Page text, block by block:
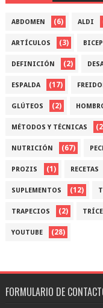
ABDOMEN (6) ALDI
ARTÍCULOS (3)
DEFINICIÓN (2)
ESPALDA (17)
GLÚTEOS (2)
MÉTODOS Y TÉCNICAS
NUTRICIÓN (67)
PROZIS (1) RECETAS
SUPLEMENTOS (12)
TRAPECIOS (2)
YOUTUBE (28)
FORMULARIO DE